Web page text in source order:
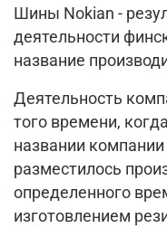
Шины Nokian -
деятельности
название
Деятельность
того времени,
названии
разместилось
определенного
изготовлением